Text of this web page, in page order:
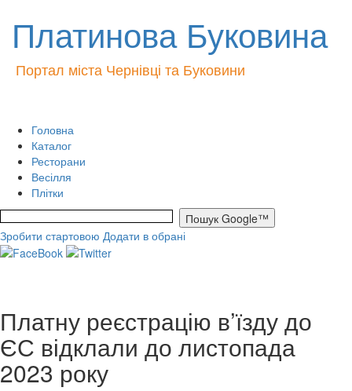
Платинова Буковина
Портал міста Чернівці та Буковини
Головна
Каталог
Ресторани
Весілля
Плітки
Зробити стартовою Додати в обрані
Платну реєстрацію в’їзду до
ЄС відклали до листопада
2023 року